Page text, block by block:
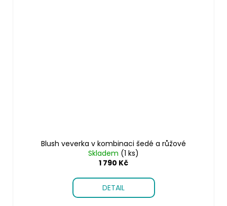
Blush veverka v kombinaci šedé a růžové
Skladem (1 ks)
1 790 Kč
DETAIL